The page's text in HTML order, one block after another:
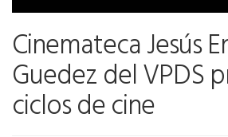
Cinemateca Jesús
Guedez del VPDS
ciclos de cine